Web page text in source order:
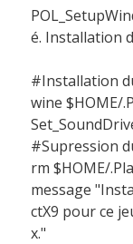
é. Installation
#Installation
wine $HOME/
#Supression
rm $HOME/
message
ctX9 pour ce
x."